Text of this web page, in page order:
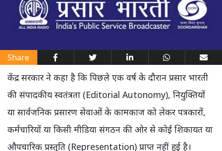
Share
केंद्र सरकार ने कहा है कि पिछले एक वर्ष के दौरान प्रसार भारती
की संपादकीय स्वतंत्रता (Editorial Autonomy), नियुक्तियों
या सार्वजनिक प्रसारण सेवाओं के कामकाज को लेकर पत्रकारों,
कर्मचारियों या किसी मीडिया संगठन की ओर से कोई शिकायत या
औपचारिक प्रस्तुति (Representation) प्राप्त नहीं हुई है।